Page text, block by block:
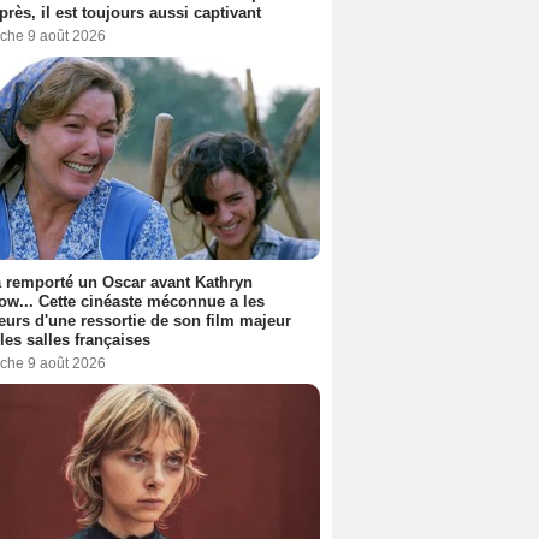
il est toujours aussi captivant
9 août 2026
remporté un Oscar avant Kathryn
Cette cinéaste méconnue a les
d'une ressortie de son film majeur
salles françaises
9 août 2026